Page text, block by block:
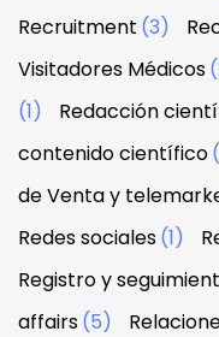
Recruitment (3)
Visitadores Médicos
(1)
Redacción
contenido científico
de Venta y
Redes sociales(1)
Registro y
affairs(5)